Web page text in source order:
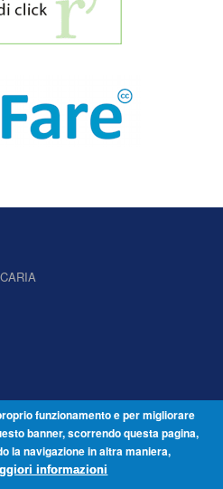
delle Fondazioni - Periodico telematico
n.7 del 22/07/2014 – ISSN 2421-2466
3488/U - 30123 Venezia - Italia -
funzionamento e per migliorare
banner, scorrendo questa pagina,
la navigazione in altra maniera,
informazioni